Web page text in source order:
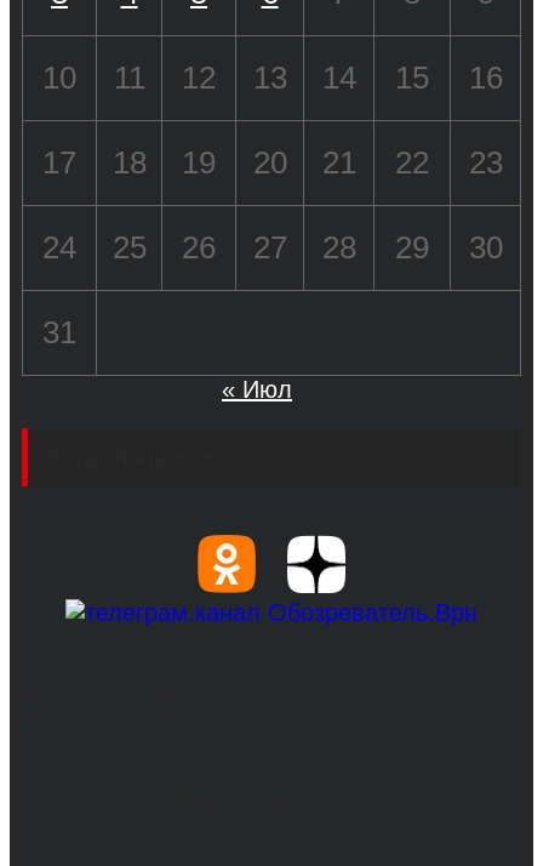
10 11 12 13 14 15 16
17 18 19 20 21 22 23
24 25 26 27 28 29 30
31
« Июл